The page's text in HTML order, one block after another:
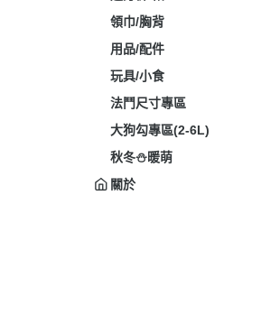
領巾/胸背
用品/配件
玩具/小食
法鬥尺寸專區
大狗勾專區(2-6L)
秋冬⛄暖萌
關於